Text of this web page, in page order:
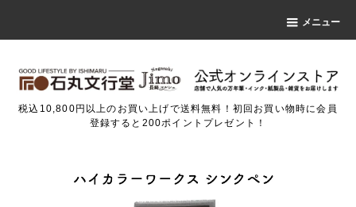
メニュー
税込10,800円以上のお買い上げで送料無料！初回お買い物時に会員
登録すると200ポイントプレゼント！